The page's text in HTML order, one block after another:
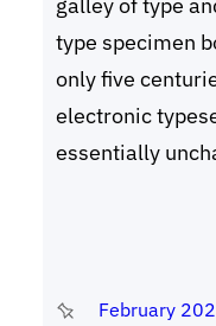
galley of type
type specimen
only five
electronic
essentially
February